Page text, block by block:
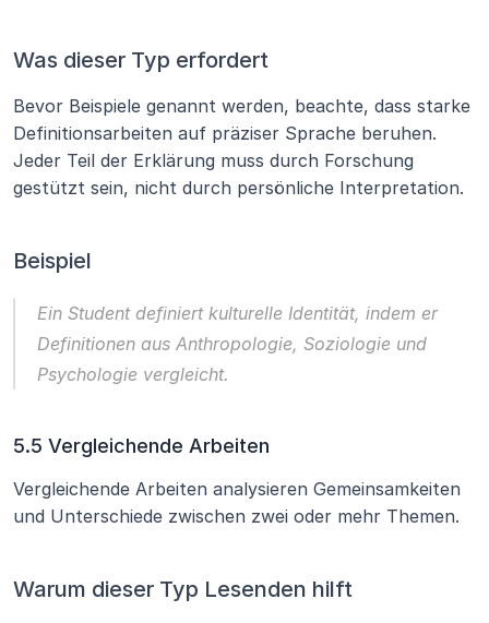
Was dieser Typ erfordert
Bevor Beispiele genannt werden, beachte, dass starke
Definitionsarbeiten auf präziser Sprache beruhen.
Jeder Teil der Erklärung muss durch Forschung
gestützt sein, nicht durch persönliche Interpretation.
Beispiel
Ein Student definiert kulturelle Identität, indem er
Definitionen aus Anthropologie, Soziologie und
Psychologie vergleicht.
5.5 Vergleichende Arbeiten
Vergleichende Arbeiten analysieren Gemeinsamkeiten
und Unterschiede zwischen zwei oder mehr Themen.
Warum dieser Typ Lesenden hilft